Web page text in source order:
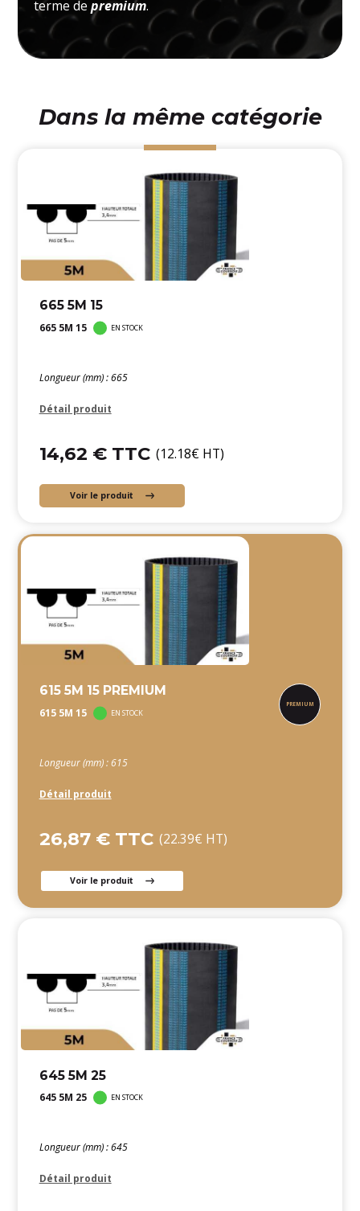
terme depremium.
Dans la même catégorie
665 5M 15
665 5M 15 EN STOCK
Longueur (mm) : 665
Détail produit
14,62 € TTC (12.18€ HT)
Voir le produit
615 5M 15 PREMIUM
615 5M 15 EN STOCK
Longueur (mm) : 615
Détail produit
26,87 € TTC (22.39€ HT)
Voir le produit
645 5M 25
645 5M 25 EN STOCK
Longueur (mm) : 645
Détail produit